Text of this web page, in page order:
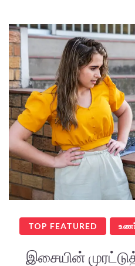
TOP FEATURED
இசையின்